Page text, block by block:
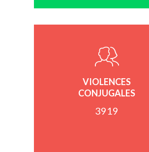
VIOLENCES
CONJUGALES
3919